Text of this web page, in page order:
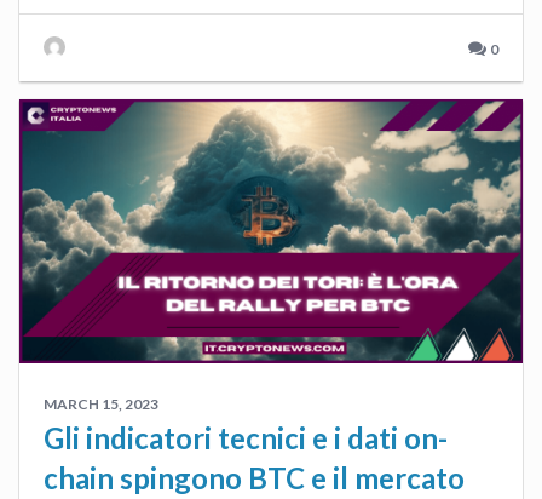
0
MARCH 15, 2023
Gli indicatori tecnici e i dati on-
chain spingono BTC e il mercato